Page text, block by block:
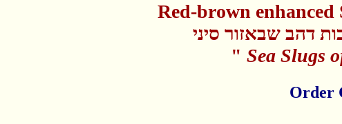
Red-brown
דהב שבאזור סיני
" Sea Slugs
Order